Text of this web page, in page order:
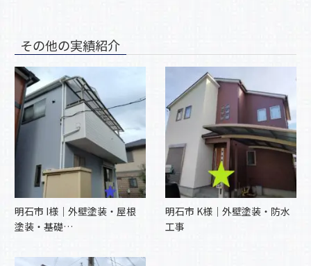
その他の実績紹介
明石市 I様｜外壁塗装・屋根
塗装・基礎…
明石市 K様｜外壁塗装・防水
工事